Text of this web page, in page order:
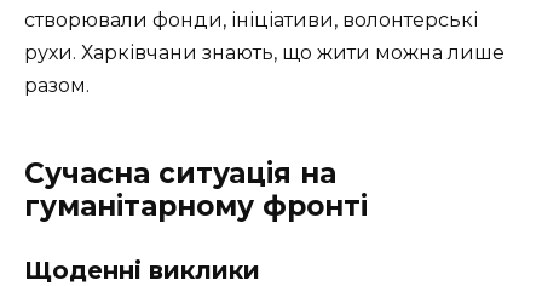
створювали фонди, ініціативи, волонтерські
рухи. Харківчани знають, що жити можна лише
разом.
Сучасна ситуація на
гуманітарному фронті
Щоденні виклики